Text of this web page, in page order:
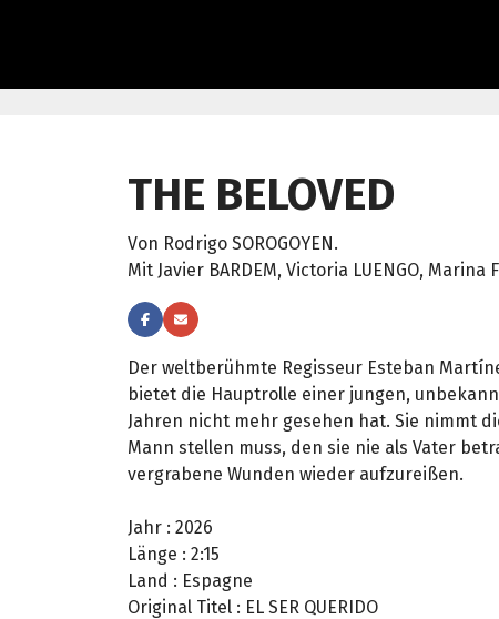
THE BELOVED
Von Rodrigo SOROGOYEN.
Mit Javier BARDEM, Victoria LUENGO, Marina
Der weltberühmte Regisseur Esteban
bietet die Hauptrolle einer jungen,
Jahren nicht mehr gesehen hat. Sie nimmt
Mann stellen muss, den sie nie als Vater
vergrabene Wunden wieder aufzureißen.
Jahr : 2026
Länge : 2:15
Land : Espagne
Original Titel : EL SER QUERIDO